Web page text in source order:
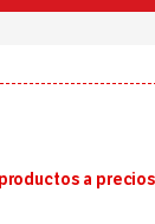
a
al sur